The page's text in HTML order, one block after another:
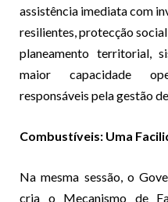
assistência imediata com
resilientes, protecção
planeamento territorial,
maior capacidade
responsáveis pela gestão
Combustíveis: Uma
Na mesma sessão, o
cria o Mecanismo de